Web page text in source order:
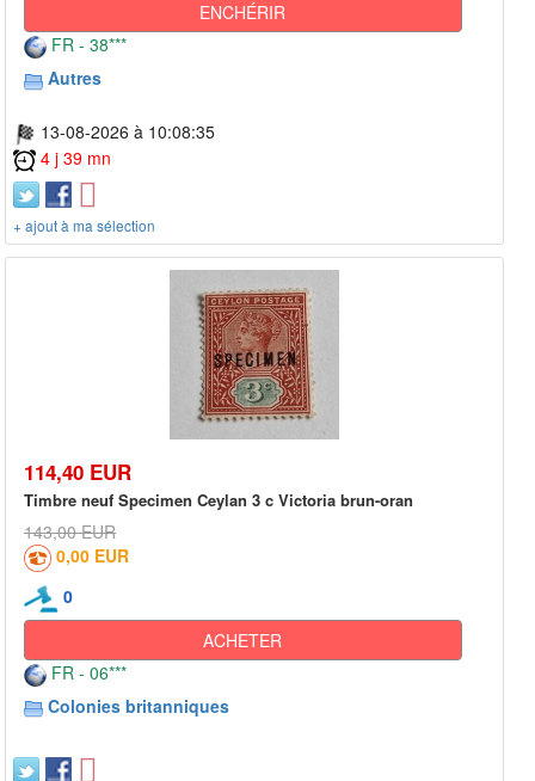
ENCHÉRIR
FR - 38***
Autres
13-08-2026 à 10:08:35
4 j 39 mn
+ ajout à ma sélection
114,40 EUR
Timbre neuf Specimen Ceylan 3 c Victoria brun-oran
143,00 EUR
0,00 EUR
0
ACHETER
FR - 06***
Colonies britanniques